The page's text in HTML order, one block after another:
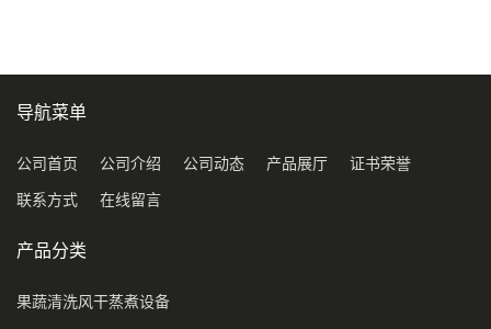
导航菜单
公司首页 公司介绍 公司动态 产品展厅 证书荣誉
联系方式 在线留言
产品分类
果蔬清洗风干蒸煮设备